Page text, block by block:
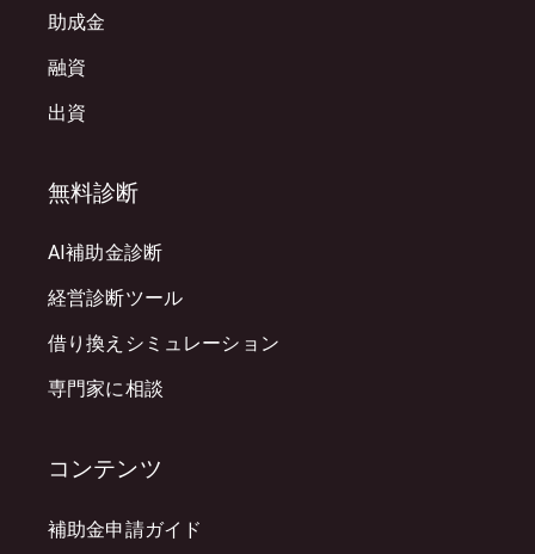
助成金
融資
出資
無料診断
AI補助金診断
経営診断ツール
借り換えシミュレーション
専門家に相談
コンテンツ
補助金申請ガイド